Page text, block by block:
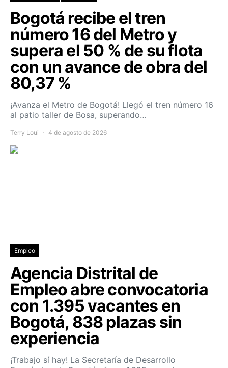
Bogotá recibe el tren
número 16 del Metro y
supera el 50 % de su flota
con un avance de obra del
80,37 %
¡Avanza el Metro de Bogotá! Llegó el tren número 16
al patio taller de Bosa, superando…
Terry Loui 4 de agosto de 2026
Empleo
Agencia Distrital de
Empleo abre convocatoria
con 1.395 vacantes en
Bogotá, 838 plazas sin
experiencia
¡Trabajo sí hay! La Secretaría de Desarrollo